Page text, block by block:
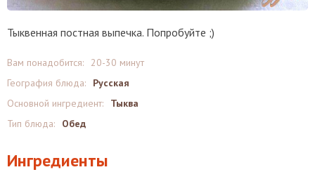
Тыквенная постная выпечка. Попробуйте ;)
Вам понадобится:
20-30 минут
География блюда:
Русская
Основной ингредиент:
Тыква
Тип блюда:
Обед
Ингредиенты